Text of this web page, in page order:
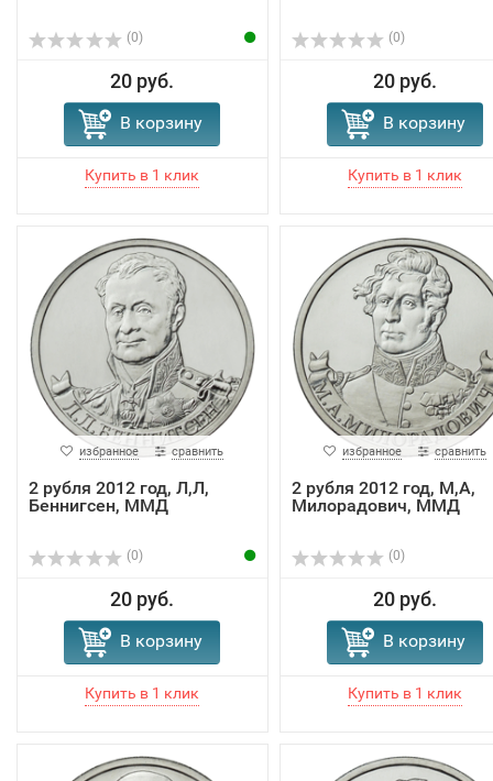
(0)
20 руб.
В корзину
(0)
20 руб.
В корзину
избранное сравнить
2 рубля 2012 год, Л,Л,
Беннигсен, ММД
(0)
20 руб.
В корзину
избранное сравнить
2 рубля 2012 год, М,А,
Милорадович, ММД
(0)
20 руб.
В корзину